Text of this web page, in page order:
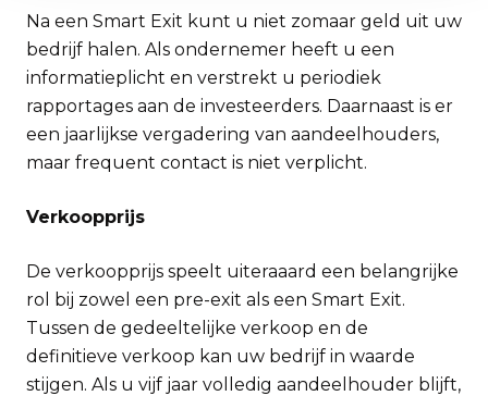
Na een Smart Exit kunt u niet zomaar geld uit uw
bedrijf halen. Als ondernemer heeft u een
informatieplicht en verstrekt u periodiek
rapportages aan de investeerders. Daarnaast is er
een jaarlijkse vergadering van aandeelhouders,
maar frequent contact is niet verplicht.
Verkoopprijs
De verkoopprijs speelt uiteraaard een belangrijke
rol bij zowel een pre-exit als een Smart Exit.
Tussen de gedeeltelijke verkoop en de
definitieve verkoop kan uw bedrijf in waarde
stijgen. Als u vijf jaar volledig aandeelhouder blijft,